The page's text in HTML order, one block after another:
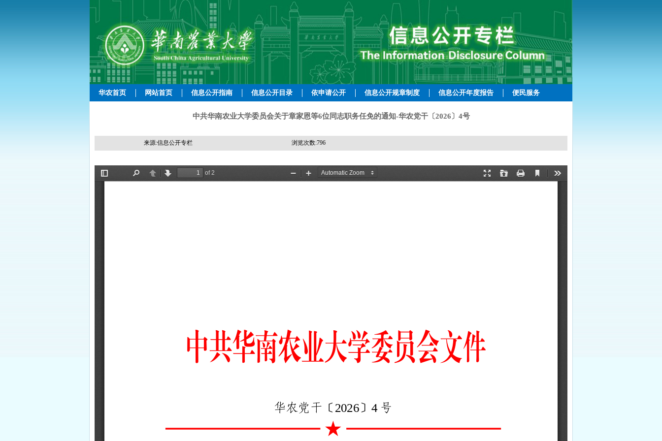
华农首页 网站首页 信息公开指南 信息公开目录 依申请公开 信息公开规章制度 信息公开年度报告 便民服务
中共华南农业大学委员会关于章家恩等6位同志职务任免的通知-华农党干〔2026〕4号
来源:信息公开专栏 浏览次数:796